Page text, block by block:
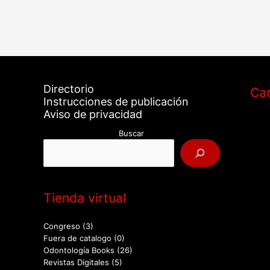
Directorio
Instrucciones de publicación
Aviso de privacidad
Buscar
Tienda virtual
Congreso (3)
Fuera de catalogo (0)
Odontología Books (26)
Revistas Digitales (5)